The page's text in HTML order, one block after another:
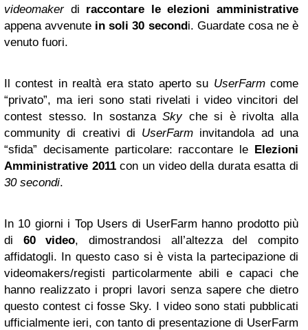
videomakerdi raccontare le elezioni amministrative
appena avvenute in soli 30 secondi. Guardate cosa ne è
venuto fuori.
Il contest in realtà era stato aperto su UserFarmcome
“privato”, ma ieri sono stati rivelati i video vincitori del
contest stesso. In sostanzaSkyche si è rivolta alla
community di creativi di UserFarm invitandola ad una
“sfida” decisamente particolare: raccontare le Elezioni
Amministrative 2011con un video della durata esatta di
30 secondi.
In 10 giorni i Top Users di UserFarm hanno prodotto più
di 60 video, dimostrandosi all’altezza del compito
affidatogli. In questo caso si è vista la partecipazione di
videomakers/registi particolarmente abili e capaci che
hanno realizzato i propri lavori senza sapere che dietro
questo contest ci fosse Sky. I video sono stati pubblicati
ufficialmente ieri, con tanto di presentazione di UserFarm